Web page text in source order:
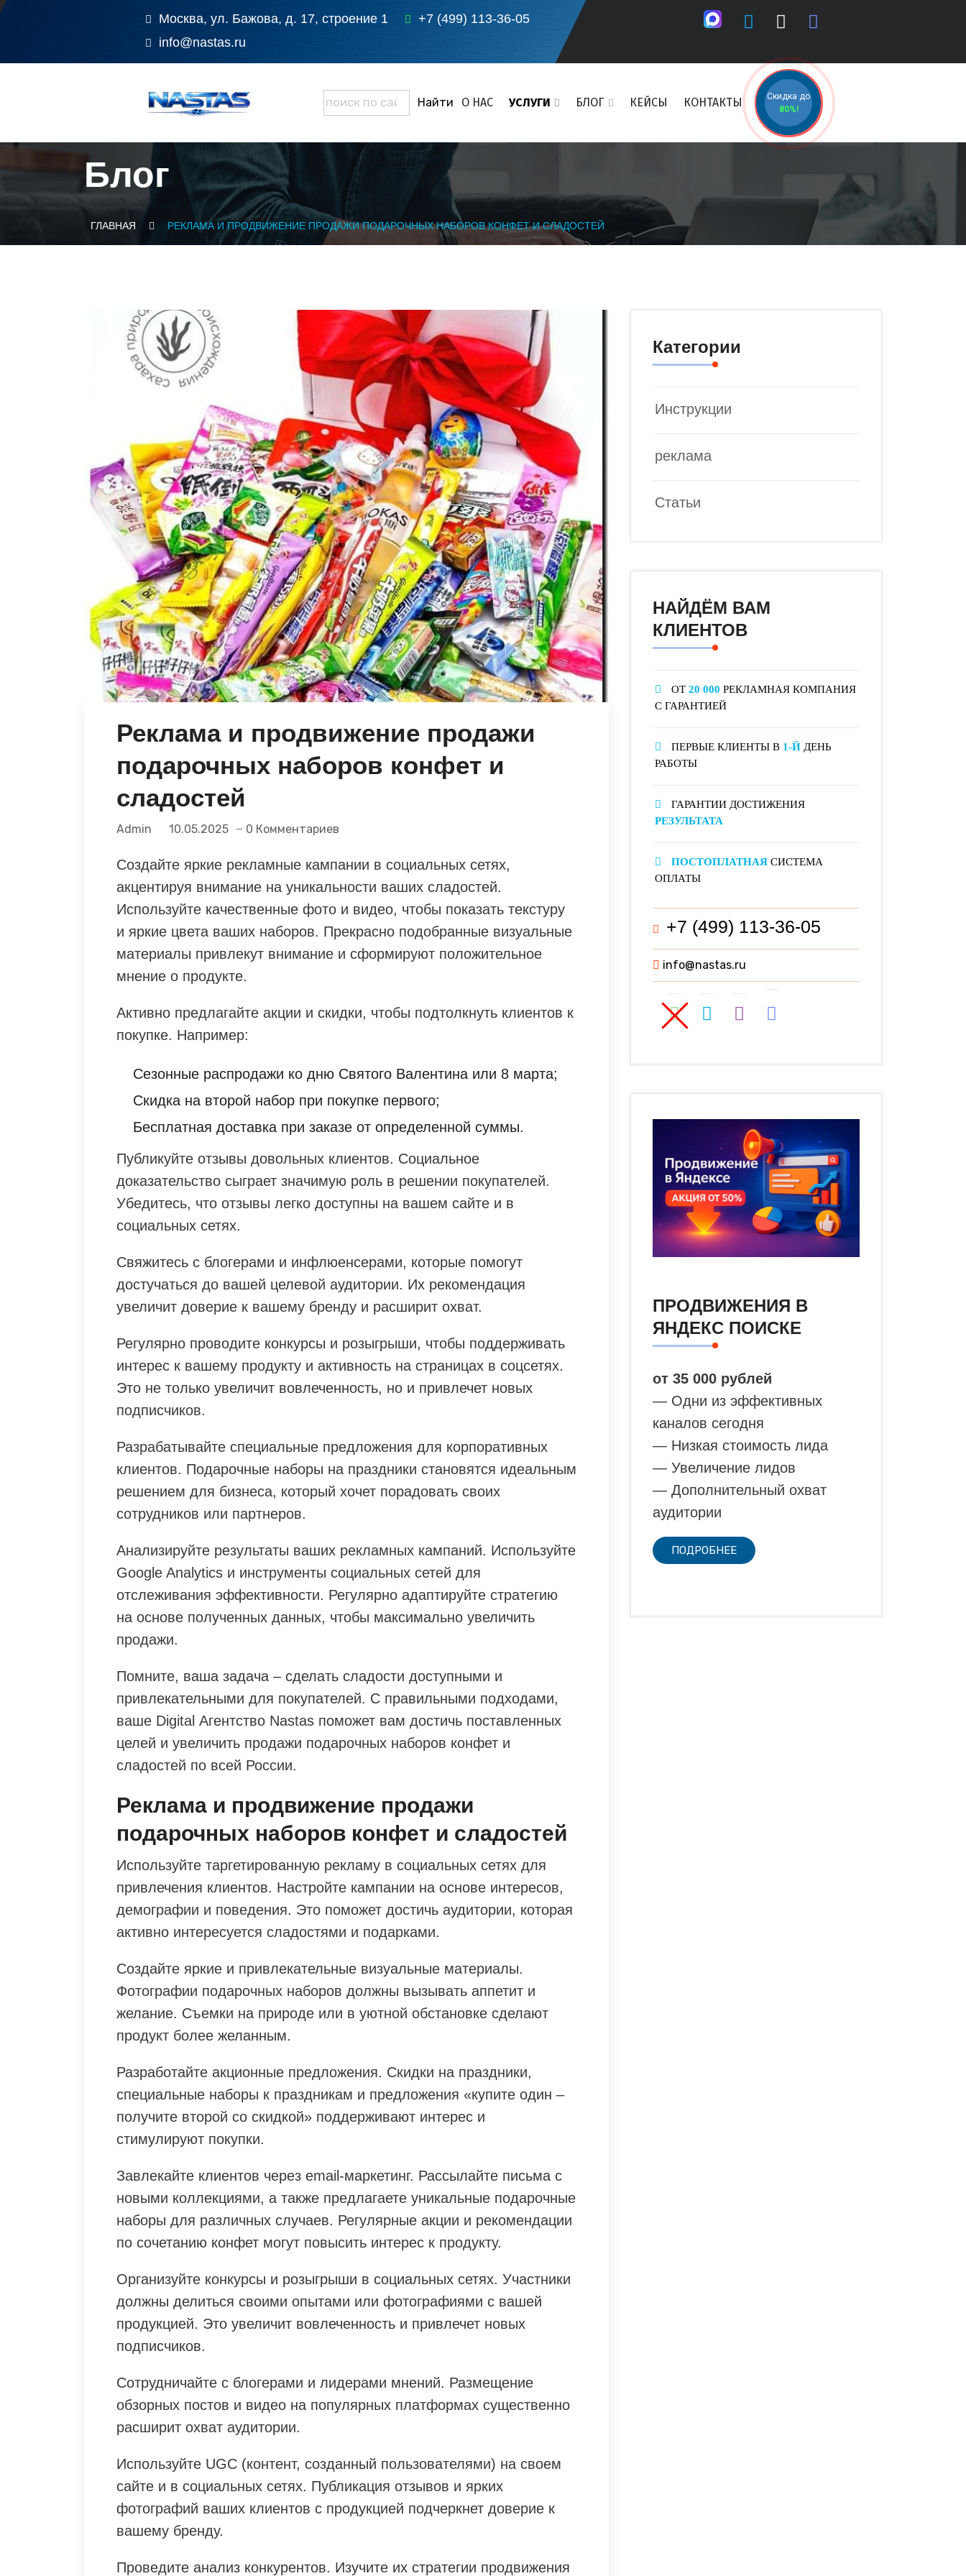
Москва, ул. Бажова, д. 17, строение 1
+7 (499) 113-36-05
info@nastas.ru
О НАС УСЛУГИ БЛОГ КЕЙСЫ КОНТАКТЫ
Скидка до
80%!
Блог
ГЛАВНАЯ РЕКЛАМА И ПРОДВИЖЕНИЕ ПРОДАЖИ ПОДАРОЧНЫХ НАБОРОВ КОНФЕТ И СЛАДОСТЕЙ
Реклама и продвижение продажи
подарочных наборов конфет и
сладостей
Admin 10.05.2025 0 Комментариев
Создайте яркие рекламные кампании в социальных сетях,
акцентируя внимание на уникальности ваших сладостей.
Используйте качественные фото и видео, чтобы показать текстуру
и яркие цвета ваших наборов. Прекрасно подобранные визуальные
материалы привлекут внимание и сформируют положительное
мнение о продукте.
Активно предлагайте акции и скидки, чтобы подтолкнуть клиентов к
покупке. Например:
Сезонные распродажи ко дню Святого Валентина или 8 марта;
Скидка на второй набор при покупке первого;
Бесплатная доставка при заказе от определенной суммы.
Публикуйте отзывы довольных клиентов. Социальное
доказательство сыграет значимую роль в решении покупателей.
Убедитесь, что отзывы легко доступны на вашем сайте и в
социальных сетях.
Свяжитесь с блогерами и инфлюенсерами, которые помогут
достучаться до вашей целевой аудитории. Их рекомендация
увеличит доверие к вашему бренду и расширит охват.
Регулярно проводите конкурсы и розыгрыши, чтобы поддерживать
интерес к вашему продукту и активность на страницах в соцсетях.
Это не только увеличит вовлеченность, но и привлечет новых
подписчиков.
Разрабатывайте специальные предложения для корпоративных
клиентов. Подарочные наборы на праздники становятся идеальным
решением для бизнеса, который хочет порадовать своих
сотрудников или партнеров.
Анализируйте результаты ваших рекламных кампаний. Используйте
Google Analytics и инструменты социальных сетей для
отслеживания эффективности. Регулярно адаптируйте стратегию
на основе полученных данных, чтобы максимально увеличить
продажи.
Помните, ваша задача – сделать сладости доступными и
привлекательными для покупателей. С правильными подходами,
ваше Digital Агентство Nastas поможет вам достичь поставленных
целей и увеличить продажи подарочных наборов конфет и
сладостей по всей России.
Реклама и продвижение продажи
подарочных наборов конфет и сладостей
Используйте таргетированную рекламу в социальных сетях для
привлечения клиентов. Настройте кампании на основе интересов,
демографии и поведения. Это поможет достичь аудитории, которая
активно интересуется сладостями и подарками.
Создайте яркие и привлекательные визуальные материалы.
Фотографии подарочных наборов должны вызывать аппетит и
желание. Съемки на природе или в уютной обстановке сделают
продукт более желанным.
Разработайте акционные предложения. Скидки на праздники,
специальные наборы к праздникам и предложения «купите один –
получите второй со скидкой» поддерживают интерес и
стимулируют покупки.
Завлекайте клиентов через email-маркетинг. Рассылайте письма с
новыми коллекциями, а также предлагаете уникальные подарочные
наборы для различных случаев. Регулярные акции и рекомендации
по сочетанию конфет могут повысить интерес к продукту.
Организуйте конкурсы и розыгрыши в социальных сетях. Участники
должны делиться своими опытами или фотографиями с вашей
продукцией. Это увеличит вовлеченность и привлечет новых
подписчиков.
Сотрудничайте с блогерами и лидерами мнений. Размещение
обзорных постов и видео на популярных платформах существенно
расширит охват аудитории.
Используйте UGC (контент, созданный пользователями) на своем
сайте и в социальных сетях. Публикация отзывов и ярких
фотографий ваших клиентов с продукцией подчеркнет доверие к
вашему бренду.
Проведите анализ конкурентов. Изучите их стратегии продвижения
Категории
Инструкции
реклама
Статьи
НАЙДЁМ ВАМ
КЛИЕНТОВ
ОТ 20 000 РЕКЛАМНАЯ КОМПАНИЯ
С ГАРАНТИЕЙ
ПЕРВЫЕ КЛИЕНТЫ В 1-Й ДЕНЬ
РАБОТЫ
ГАРАНТИИ ДОСТИЖЕНИЯ
РЕЗУЛЬТАТА
ПОСТОПЛАТНАЯ СИСТЕМА
ОПЛАТЫ
+7 (499) 113-36-05
info@nastas.ru
ПРОДВИЖЕНИЯ В
ЯНДЕКС ПОИСКЕ
от 35 000 рублей
— Одни из эффективных
каналов сегодня
— Низкая стоимость лида
— Увеличение лидов
— Дополнительный охват
аудитории
ПОДРОБНЕЕ